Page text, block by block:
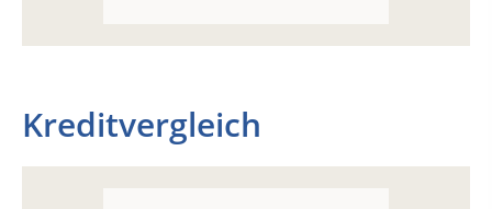
Kreditvergleich